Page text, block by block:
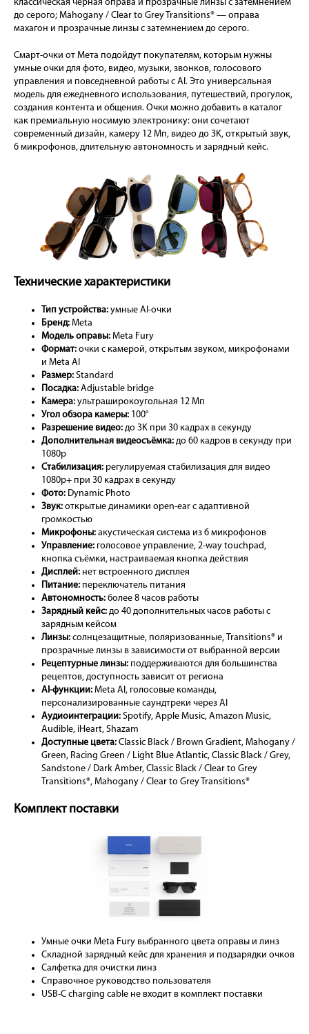
классическая черная оправа и прозрачные линзы с затемнением
до серого; Mahogany / Clear to Grey Transitions® — оправа
махагон и прозрачные линзы с затемнением до серого.
Смарт-очки от Мета подойдут покупателям, которым нужны
умные очки для фото, видео, музыки, звонков, голосового
управления и повседневной работы с AI. Это универсальная
модель для ежедневного использования, путешествий, прогулок,
создания контента и общения. Очки можно добавить в каталог
как премиальную носимую электронику: они сочетают
современный дизайн, камеру 12 Мп, видео до 3K, открытый звук,
6 микрофонов, длительную автономность и зарядный кейс.
Технические характеристики
Тип устройства: умные AI-очки
Бренд: Meta
Модель оправы: Meta Fury
Формат: очки с камерой, открытым звуком, микрофонами
и Meta AI
Размер: Standard
Посадка: Adjustable bridge
Камера: ультраширокоугольная 12 Мп
Угол обзора камеры: 100°
Разрешение видео: до 3K при 30 кадрах в секунду
Дополнительная видеосъёмка: до 60 кадров в секунду при
1080p
Стабилизация: регулируемая стабилизация для видео
1080p+ при 30 кадрах в секунду
Фото: Dynamic Photo
Звук: открытые динамики open-ear с адаптивной
громкостью
Микрофоны: акустическая система из 6 микрофонов
Управление: голосовое управление, 2-way touchpad,
кнопка съёмки, настраиваемая кнопка действия
Дисплей: нет встроенного дисплея
Питание: переключатель питания
Автономность: более 8 часов работы
Зарядный кейс: до 40 дополнительных часов работы с
зарядным кейсом
Линзы: солнцезащитные, поляризованные, Transitions® и
прозрачные линзы в зависимости от выбранной версии
Рецептурные линзы: поддерживаются для большинства
рецептов, доступность зависит от региона
AI-функции: Meta AI, голосовые команды,
персонализированные саундтреки через AI
Аудиоинтеграции: Spotify, Apple Music, Amazon Music,
Audible, iHeart, Shazam
Доступные цвета: Classic Black / Brown Gradient, Mahogany /
Green, Racing Green / Light Blue Atlantic, Classic Black / Grey,
Sandstone / Dark Amber, Classic Black / Clear to Grey
Transitions®, Mahogany / Clear to Grey Transitions®
Комплект поставки
Умные очки Meta Fury выбранного цвета оправы и линз
Складной зарядный кейс для хранения и подзарядки очков
Салфетка для очистки линз
Справочное руководство пользователя
USB-C charging cable не входит в комплект поставки